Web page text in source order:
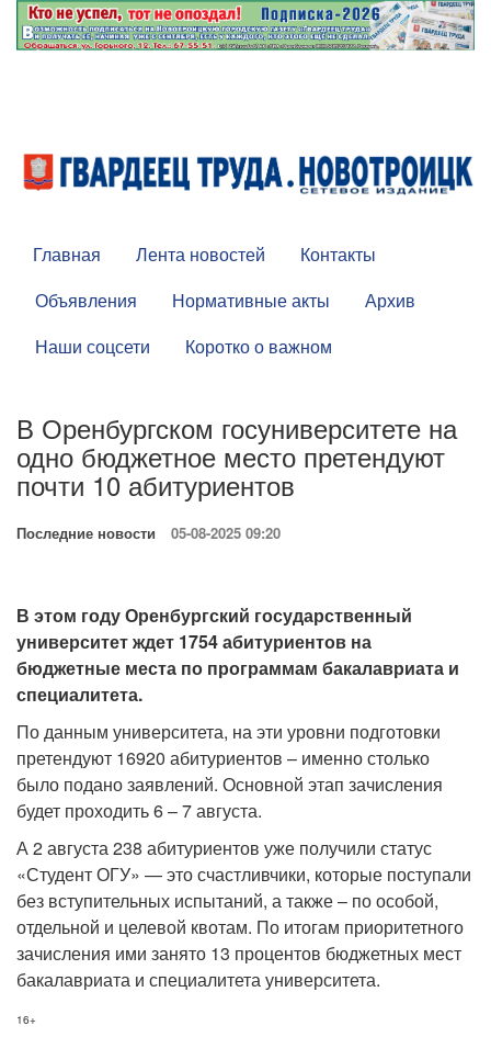
Главная Лента новостей
Контакты
Объявления
Нормативные акты
Архив
Наши соцсети
Коротко о важном
В Оренбургском госуниверситете на
одно бюджетное место претендуют
почти 10 абитуриентов
Последние новости 05-08-2025 09:20
В этом году Оренбургский государственный
университет ждет 1754 абитуриентов на
бюджетные места по программам бакалавриата и
специалитета.
По данным университета, на эти уровни подготовки
претендуют 16920 абитуриентов – именно столько
было подано заявлений. Основной этап зачисления
будет проходить 6 – 7 августа.
А 2 августа 238 абитуриентов уже получили статус
«Студент ОГУ» — это счастливчики, которые поступали
без вступительных испытаний, а также – по особой,
отдельной и целевой квотам. По итогам приоритетного
зачисления ими занято 13 процентов бюджетных мест
бакалавриата и специалитета университета.
16+